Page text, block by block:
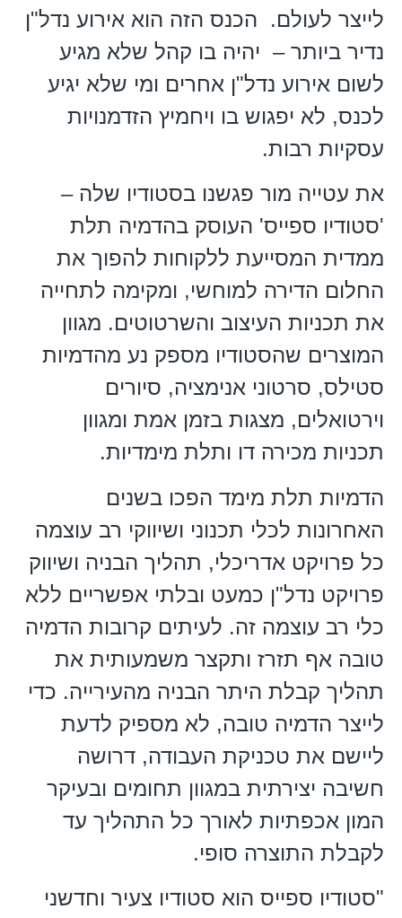
לייצר לעולם. הכנס הזה הוא אירוע נדל"ן
נדיר ביותר – יהיה בו קהל שלא מגיע
לשום אירוע נדל"ן אחרים ומי שלא יגיע
לכנס, לא יפגוש בו ויחמיץ הזדמנויות
עסקיות רבות.
את עטייה מור פגשנו בסטודיו שלה –
'סטודיו ספייס' העוסק בהדמיה תלת
ממדית המסייעת ללקוחות להפוך את
החלום הדירה למוחשי, ומקימה לתחייה
את תכניות העיצוב והשרטוטים. מגוון
המוצרים שהסטודיו מספק נע מהדמיות
סטילס, סרטוני אנימציה, סיורים
וירטואלים, מצגות בזמן אמת ומגוון
תכניות מכירה דו ותלת מימדיות.
הדמיות תלת מימד הפכו בשנים
האחרונות לכלי תכנוני ושיווקי רב עוצמה
כל פרויקט אדריכלי, תהליך הבניה ושיווק
פרויקט נדל"ן כמעט ובלתי אפשריים ללא
כלי רב עוצמה זה. לעיתים קרובות הדמיה
טובה אף תזרז ותקצר משמעותית את
תהליך קבלת היתר הבניה מהעירייה. כדי
לייצר הדמיה טובה, לא מספיק לדעת
ליישם את טכניקת העבודה, דרושה
חשיבה יצירתית במגוון תחומים ובעיקר
המון אכפתיות לאורך כל התהליך עד
לקבלת התוצרה סופי.
"סטודיו ספייס הוא סטודיו צעיר וחדשני